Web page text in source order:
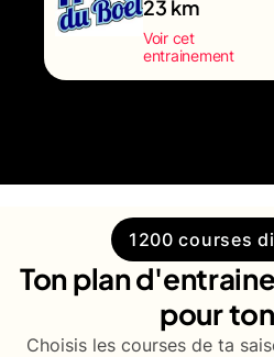
23 km
Voir cet
entrainement
1200 courses
Ton plan
pour
Choisis les courses de ta